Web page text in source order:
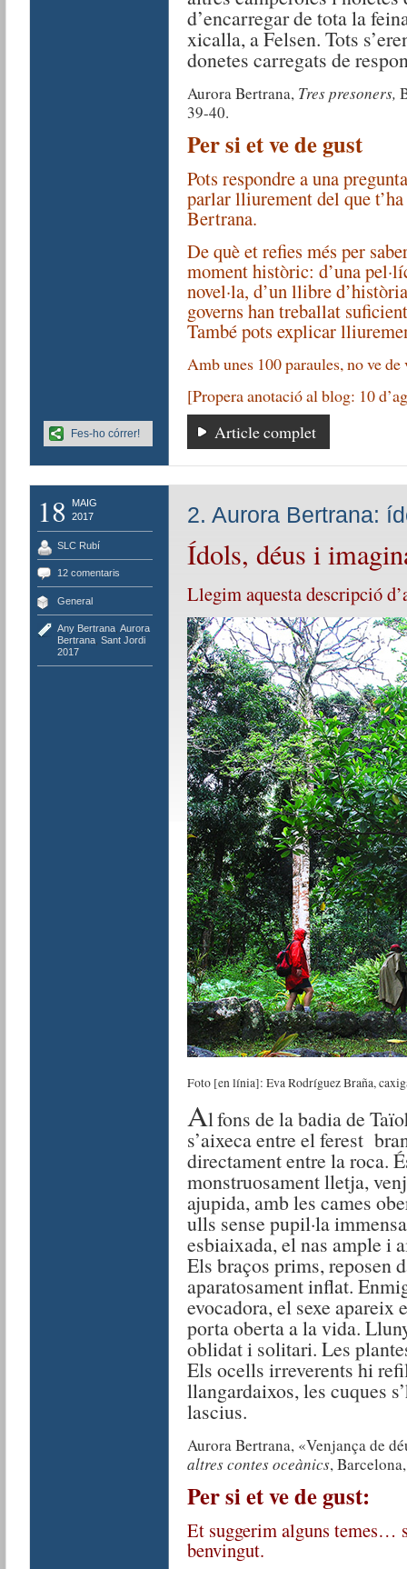
d’encarregar de tota la
xicalla, a Felsen. Tots
donetes carregats de
Aurora Bertrana, Tres presoners,
39-40.
Per si et ve de gust
Pots respondre a una
parlar lliurement del que
Bertrana.
De què et refies més per
moment històric: d’una
novel·la, d’un llibre
governs han treballat
També pots explicar
Amb unes 100 paraules, no ve
[Propera anotació al blog: 10
Article complet
Fes-ho córrer!
18
MAIG
2017
SLC Rubí
12 comentaris
General
Any Bertrana, Aurora
Bertrana, Sant Jordi
2017
2. Aurora Bertrana:
Ídols, déus i
Llegim aquesta descripció
Foto [en línia]: Eva Rodríguez Braña,
Alfons de la badia de
s’aixeca entre el ferest
directament entre la roca.
monstruosament lletja,
ajupida, amb les cames
ulls sense pupil·la
esbiaixada, el nas ample i
Els braços prims, reposen
aparatosament inflat.
evocadora, el sexe apareix
porta oberta a la vida.
oblidat i solitari. Les
Els ocells irreverents hi
llangardaixos, les cuques
lascius.
Aurora Bertrana, «Venjança de
altres contes oceànics,
Per si et ve de gust:
Et suggerim alguns temes…
benvingut.